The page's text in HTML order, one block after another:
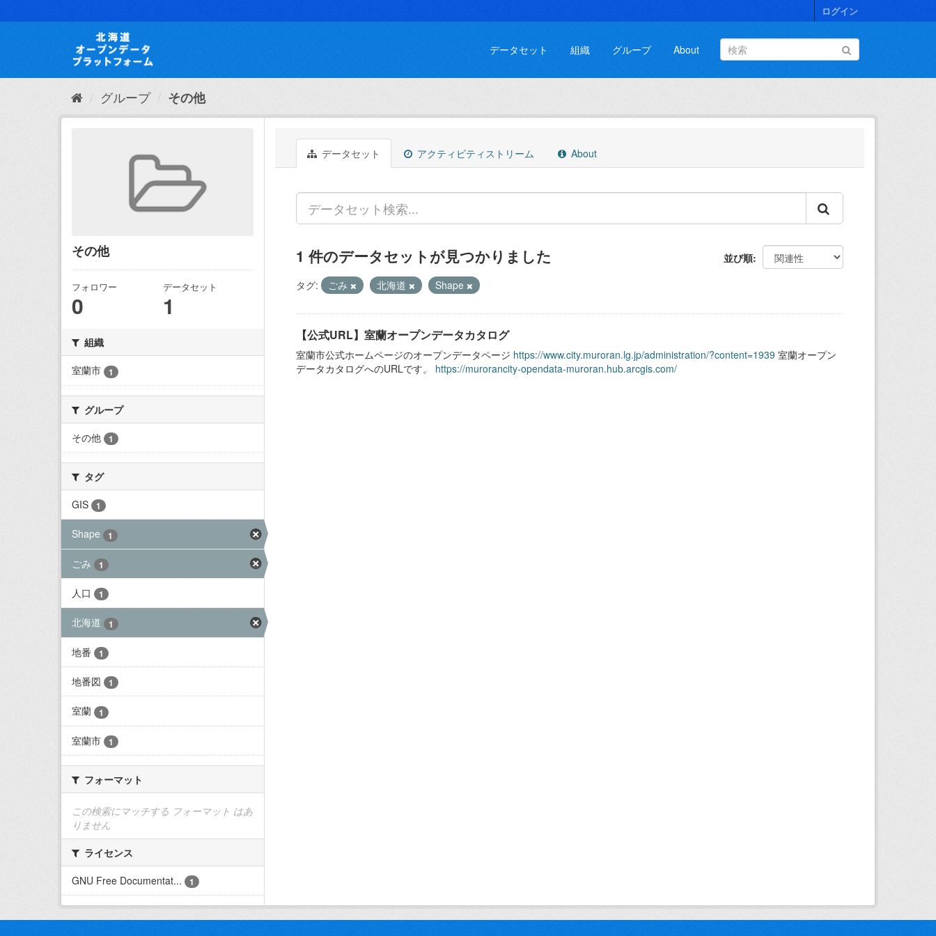
キ
て
ログイン
データセット 組織 グループ About
グループ その他
その他
フォロワー
0
データセット
1
組織
室蘭市
1
グループ
その他
1
タグ
GIS
1
Shape 1
ごみ 1
人口 1
北海道 1
地番 1
地番図 1
室蘭 1
室蘭市 1
フォーマット
この検索にマッチする フォーマット はあ
りません
ライセンス
GNU Free Documentat...
1
データセット アクティビティストリーム About
並び順
1 件のデータセットが見つかりました
タグ: ごみ 北海道 Shape
【公式URL】室蘭オープンデータカタログ
室蘭市公式ホームページのオープンデータページ https://www.city.muroran.lg.jp/administration/?content=1939 室蘭オープン
データカタログへのURLです。 https://murorancity-opendata-muroran.hub.arcgis.com/